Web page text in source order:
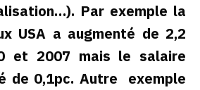
Par exemple la
USA a augmenté de 2,2
et 2007 mais le salaire
de 0,1pc. Autre exemple